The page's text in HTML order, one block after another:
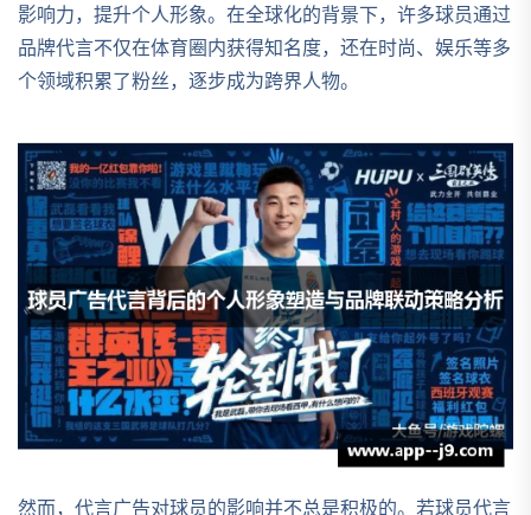
影响力，提升个人形象。在全球化的背景下，许多球员通过
品牌代言不仅在体育圈内获得知名度，还在时尚、娱乐等多
个领域积累了粉丝，逐步成为跨界人物。